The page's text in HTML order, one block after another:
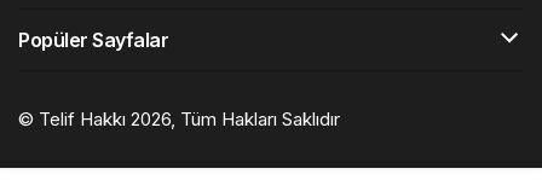
Popüler Sayfalar
© Telif Hakkı 2026, Tüm Hakları Saklıdır